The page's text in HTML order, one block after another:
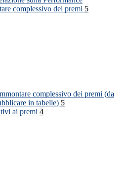
complessivo dei premi 5
complessivo dei premi (da
in tabelle) 5
ai premi 4